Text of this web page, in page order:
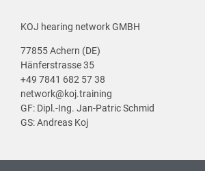
KOJ hearing network GMBH
77855 Achern (DE)
Hänferstrasse 35
+49 7841 682 57 38
network@koj.training
GF: Dipl.-Ing. Jan-Patric Schmid
GS: Andreas Koj